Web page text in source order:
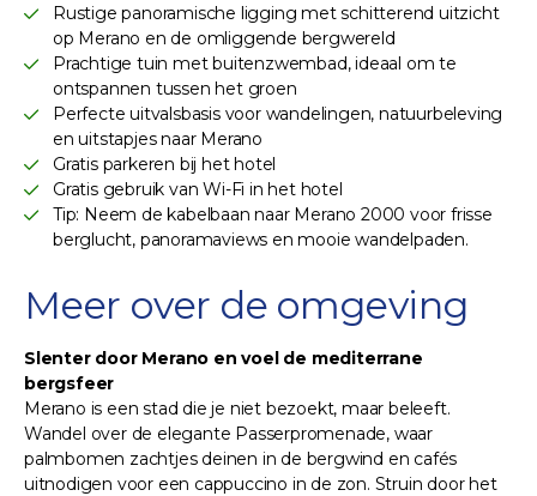
Rustige panoramische ligging met schitterend uitzicht
op Merano en de omliggende bergwereld
Prachtige tuin met buitenzwembad, ideaal om te
ontspannen tussen het groen
Perfecte uitvalsbasis voor wandelingen, natuurbeleving
en uitstapjes naar Merano
Gratis parkeren bij het hotel
Gratis gebruik van Wi-Fi in het hotel
Tip: Neem de kabelbaan naar Merano 2000 voor frisse
berglucht, panoramaviews en mooie wandelpaden.
Meer over de omgeving
Slenter door Merano en voel de mediterrane
bergsfeer
Merano is een stad die je niet bezoekt, maar beleeft.
Wandel over de elegante Passerpromenade, waar
palmbomen zachtjes deinen in de bergwind en cafés
uitnodigen voor een cappuccino in de zon. Struin door het